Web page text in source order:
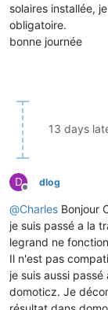
solaires installée,
obligatoire.
bonne journée
13 days
D
Offline
dlog
@Charles Bonjour
je suis passé a la
legrand ne
Il n'est pas
je suis aussi
domoticz. Je